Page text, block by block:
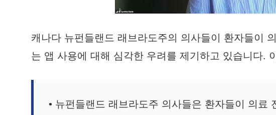
캐나다 뉴펀들랜드 래브라도주의 의사들이 환자들이
는 앱 사용에 대해 심각한 우려를 제기하고 있습니다.
• 뉴펀들랜드 래브라도주 의사들은 환자들이 의료